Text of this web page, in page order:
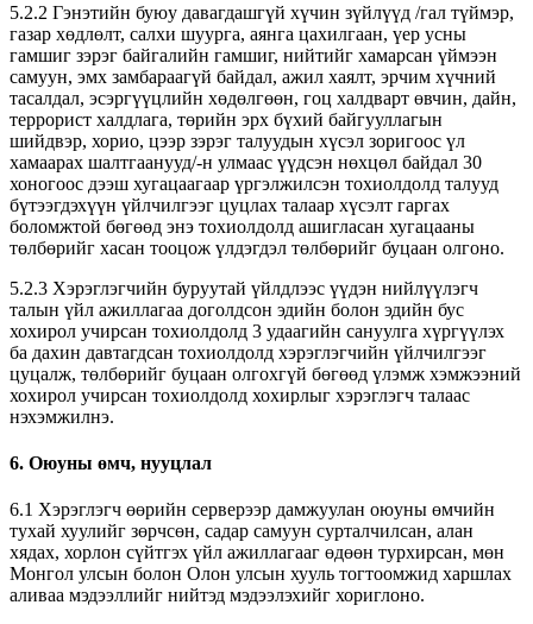
5.2.2 Гэнэтийн буюу давагдашгүй хүчин зүйлүүд /гал түймэр,
газар хөдлөлт, салхи шуурга, аянга цахилгаан, үер усны
гамшиг зэрэг байгалийн гамшиг, нийтийг хамарсан үймээн
самуун, эмх замбараагүй байдал, ажил хаялт, эрчим хүчний
тасалдал, эсэргүүцлийн хөдөлгөөн, гоц халдварт өвчин, дайн,
террорист халдлага, төрийн эрх бүхий байгууллагын
шийдвэр, хорио, цээр зэрэг талуудын хүсэл зоригоос үл
хамаарах шалтгаанууд/-н улмаас үүдсэн нөхцөл байдал 30
хоногоос дээш хугацаагаар үргэлжилсэн тохиолдолд талууд
бүтээгдэхүүн үйлчилгээг цуцлах талаар хүсэлт гаргах
боломжтой бөгөөд энэ тохиолдолд ашигласан хугацааны
төлбөрийг хасан тооцож үлдэгдэл төлбөрийг буцаан олгоно.
5.2.3 Хэрэглэгчийн буруутай үйлдлээс үүдэн нийлүүлэгч
талын үйл ажиллагаа доголдсон эдийн болон эдийн бус
хохирол учирсан тохиолдолд 3 удаагийн сануулга хүргүүлэх
ба дахин давтагдсан тохиолдолд хэрэглэгчийн үйлчилгээг
цуцалж, төлбөрийг буцаан олгохгүй бөгөөд үлэмж хэмжээний
хохирол учирсан тохиолдолд хохирлыг хэрэглэгч талаас
нэхэмжилнэ.
6. Оюуны өмч, нууцлал
6.1 Хэрэглэгч өөрийн серверээр дамжуулан оюуны өмчийн
тухай хуулийг зөрчсөн, садар самуун сурталчилсан, алан
хядах, хорлон сүйтгэх үйл ажиллагааг өдөөн турхирсан, мөн
Монгол улсын болон Олон улсын хууль тогтоомжид харшлах
аливаа мэдээллийг нийтэд мэдээлэхийг хориглоно.